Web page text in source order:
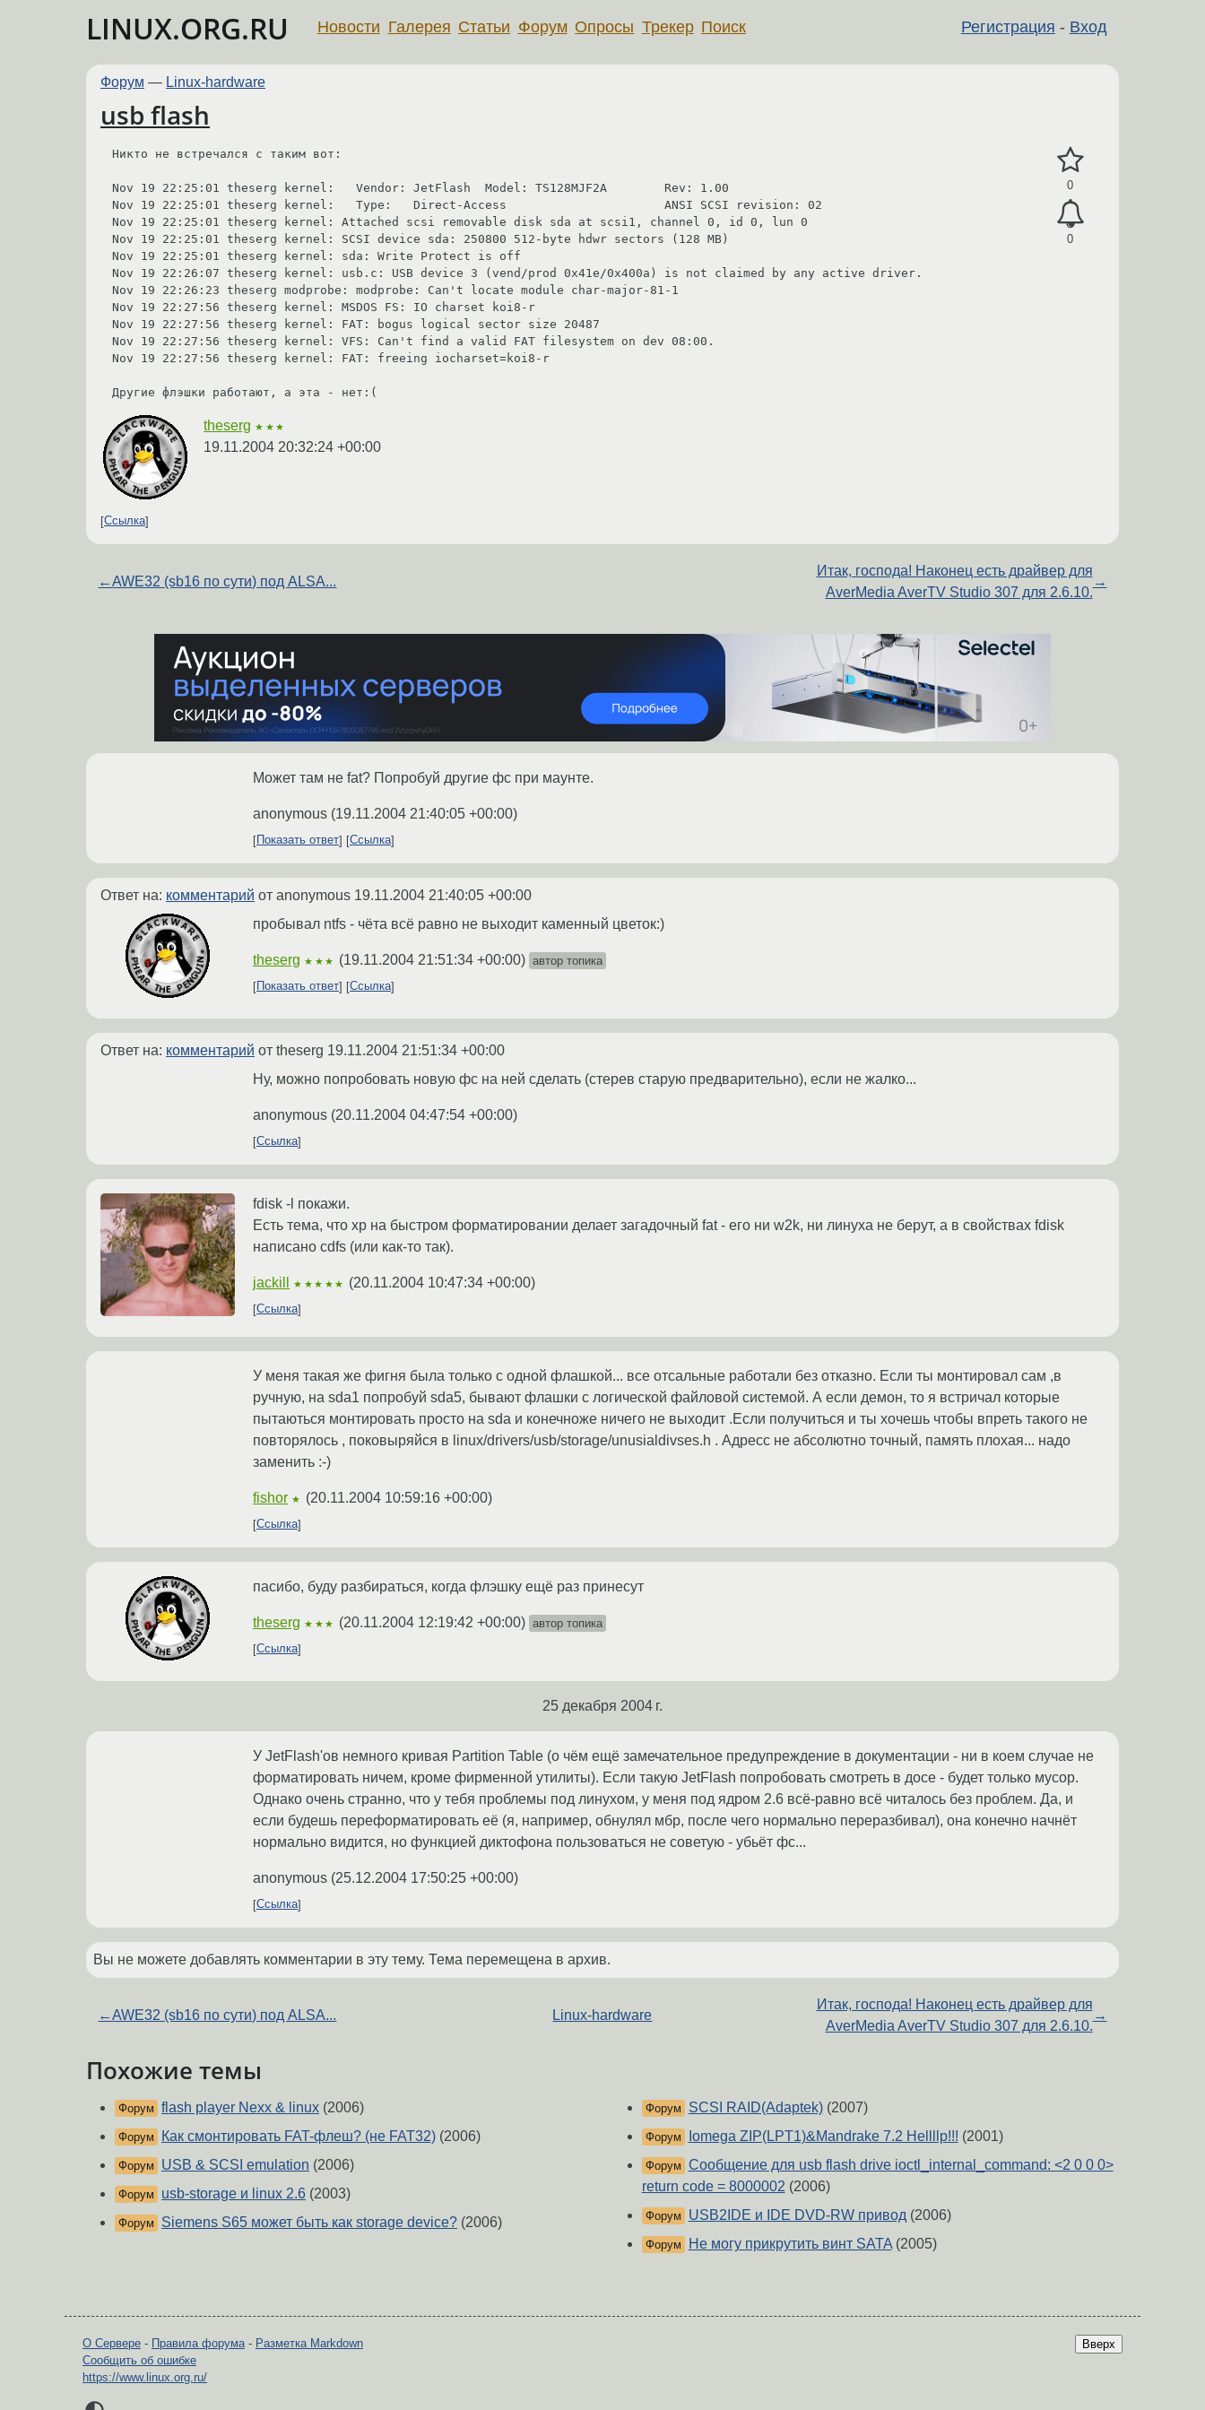
LINUX.ORG.RU Регистрация - Вход
Новости Галерея Статьи Форум Опросы Трекер Поиск
Форум — Linux-hardware
usb flash
0
0
Никто не встречался с таким вот:
Nov 19 22:25:01 theserg kernel:   Vendor: JetFlash  Model: TS128MJF2A        Rev: 1.00
Nov 19 22:25:01 theserg kernel:   Type:   Direct-Access                      ANSI SCSI revision: 02
Nov 19 22:25:01 theserg kernel: Attached scsi removable disk sda at scsi1, channel 0, id 0, lun 0
Nov 19 22:25:01 theserg kernel: SCSI device sda: 250800 512-byte hdwr sectors (128 MB)
Nov 19 22:25:01 theserg kernel: sda: Write Protect is off
Nov 19 22:26:07 theserg kernel: usb.c: USB device 3 (vend/prod 0x41e/0x400a) is not claimed by any active driver.
Nov 19 22:26:23 theserg modprobe: modprobe: Can't locate module char-major-81-1
Nov 19 22:27:56 theserg kernel: MSDOS FS: IO charset koi8-r
Nov 19 22:27:56 theserg kernel: FAT: bogus logical sector size 20487
Nov 19 22:27:56 theserg kernel: VFS: Can't find a valid FAT filesystem on dev 08:00.
Nov 19 22:27:56 theserg kernel: FAT: freeing iocharset=koi8-r
Другие флэшки работают, а эта - нет:(
theserg ★★★
19.11.2004 20:32:24 +00:00
Ссылка
←AWE32 (sb16 по сути) под ALSA...
Итак, господа! Наконец есть драйвер для
AverMedia AverTV Studio 307 для 2.6.10.
→
Может там не fat? Попробуй другие фс при маунте.
anonymous (19.11.2004 21:40:05 +00:00)
Показать ответ Ссылка
Ответ на: комментарий от anonymous 19.11.2004 21:40:05 +00:00
пробывал ntfs - чёта всё равно не выходит каменный цветок:)
theserg ★★★ (19.11.2004 21:51:34 +00:00) автор топика
Показать ответ
Ссылка
Ответ на: комментарий от theserg 19.11.2004 21:51:34 +00:00
Ну, можно попробовать новую фс на ней сделать (стерев старую предварительно), если не жалко...
anonymous (20.11.2004 04:47:54 +00:00)
Ссылка
fdisk -l покажи.
Есть тема, что xp на быстром форматировании делает загадочный fat - его ни w2k, ни линуха не берут, а в свойствах fdisk
написано cdfs (или как-то так).
jackill ★★★★★ (20.11.2004 10:47:34 +00:00)
Ссылка
У меня такая же фигня была только с одной флашкой... все отсальные работали без отказно. Если ты монтировал сам ,в
ручную, на sda1 попробуй sda5, бывают флашки с логической файловой системой. А если демон, то я встричал которые
пытаються монтировать просто на sda и конечноже ничего не выходит .Если получиться и ты хочешь чтобы впреть такого не
повторялось , поковыряйся в linux/drivers/usb/storage/unusialdivses.h . Адресс не абсолютно точный, память плохая... надо
заменить :-)
fishor ★ (20.11.2004 10:59:16 +00:00)
Ссылка
пасибо, буду разбираться, когда флэшку ещё раз принесут
theserg ★★★ (20.11.2004 12:19:42 +00:00) автор топика
Ссылка
25 декабря 2004 г.
У JetFlash'ов немного кривая Partition Table (о чём ещё замечательное предупреждение в документации - ни в коем случае не
форматировать ничем, кроме фирменной утилиты). Если такую JetFlash попробовать смотреть в досе - будет только мусор.
Однако очень странно, что у тебя проблемы под линухом, у меня под ядром 2.6 всё-равно всё читалось без проблем. Да, и
если будешь переформатировать её (я, например, обнулял мбр, после чего нормально переразбивал), она конечно начнёт
нормально видится, но функцией диктофона пользоваться не советую - убьёт фс...
anonymous (25.12.2004 17:50:25 +00:00)
Ссылка
Вы не можете добавлять комментарии в эту тему. Тема перемещена в архив.
←AWE32 (sb16 по сути) под ALSA... Linux-hardware
Итак, господа! Наконец есть драйвер для
AverMedia AverTV Studio 307 для 2.6.10.
→
Похожие темы
Форум flash player Nexx & linux (2006)
Форум Как смонтировать FAT-флеш? (не FAT32) (2006)
Форум USB & SCSI emulation (2006)
Форум usb-storage и linux 2.6 (2003)
Форум Siemens S65 может быть как storage device? (2006)
Форум SCSI RAID(Adaptek)(2007)
Форум Iomega ZIP(LPT1)&Mandrake 7.2 Hellllp!!! (2001)
Форум Сообщение для usb flash drive ioctl_internal_command: <2 0 0 0>
return code = 8000002 (2006)
Форум USB2IDE и IDE DVD-RW привод(2006)
Форум Не могу прикрутить винт SATA(2005)
Вверх
О Сервере - Правила форума- Разметка Markdown
Сообщить об ошибке
https://www.linux.org.ru/